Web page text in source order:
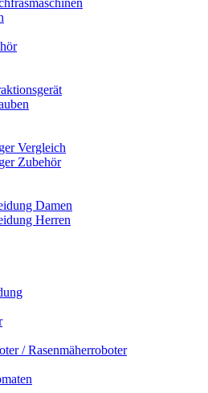
Vergleich
Zubehör
Damen
Herren
/ Rasenmäherroboter